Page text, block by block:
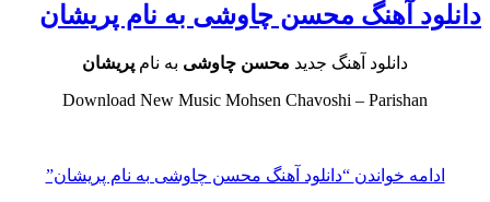
آهنگ محسن چاوشی به نام پریشان
دانلود آهنگ جدیدمحسن چاوشیبه نامپریشان
Download New Music Mohsen Chavoshi –
خواندن“دانلود آهنگ محسن چاوشی به نام پریشان”